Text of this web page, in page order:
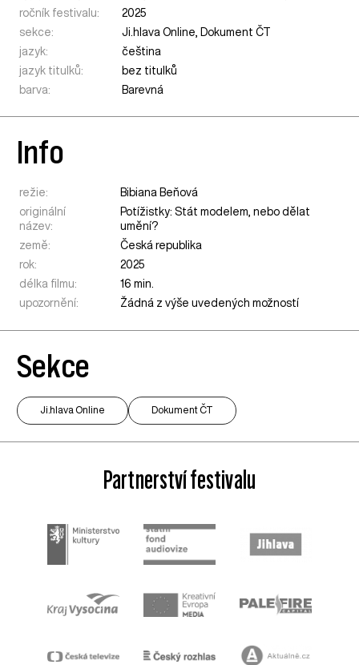
ročník festivalu:
2025
sekce:
Ji.hlava Online, Dokument ČT
jazyk:
čeština
jazyk titulků:
bez titulků
barva:
Barevná
Info
režie:
Bibiana Beňová
originální
název:
Potížistky: Stát modelem, nebo dělat
umění?
země:
Česká republika
rok:
2025
délka filmu:
16 min.
upozornění:
Žádná z výše uvedených možností
Sekce
Ji.hlava Online Dokument ČT
Partnerství festivalu